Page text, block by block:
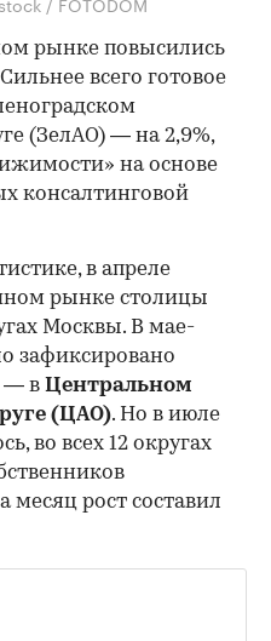
рынке повысились
всего готовое
(ЗелАО) — на 2,9%,
на основе
консалтинговой
в апреле
рынке столицы
Москвы. В мае-
зафиксировано
— в Центральном
(ЦАО). Но в июле
во всех 12 округах
месяц рост составил